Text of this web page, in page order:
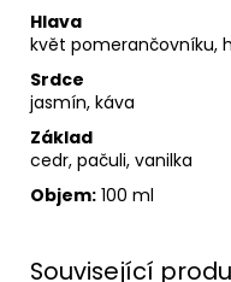
Hlava
květ pomerančovníku,
Srdce
jasmín, káva
Základ
cedr, pačuli, vanilka
Objem: 100 ml